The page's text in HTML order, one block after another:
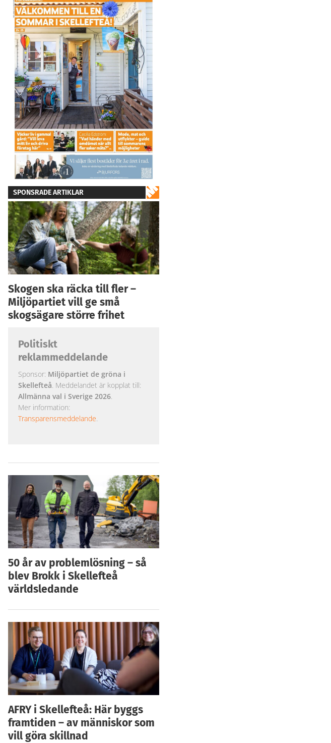
SPONSRADE ARTIKLAR
Skogen ska räcka till fler –
Miljöpartiet vill ge små
skogsägare större frihet
Politiskt
reklammeddelande
Sponsor: Miljöpartiet de gröna i
Skellefteå. Meddelandet är kopplat till:
Allmänna val i Sverige 2026.
Mer information:
Transparensmeddelande.
50 år av problemlösning – så
blev Brokk i Skellefteå
världsledande
AFRY i Skellefteå: Här byggs
framtiden – av människor som
vill göra skillnad